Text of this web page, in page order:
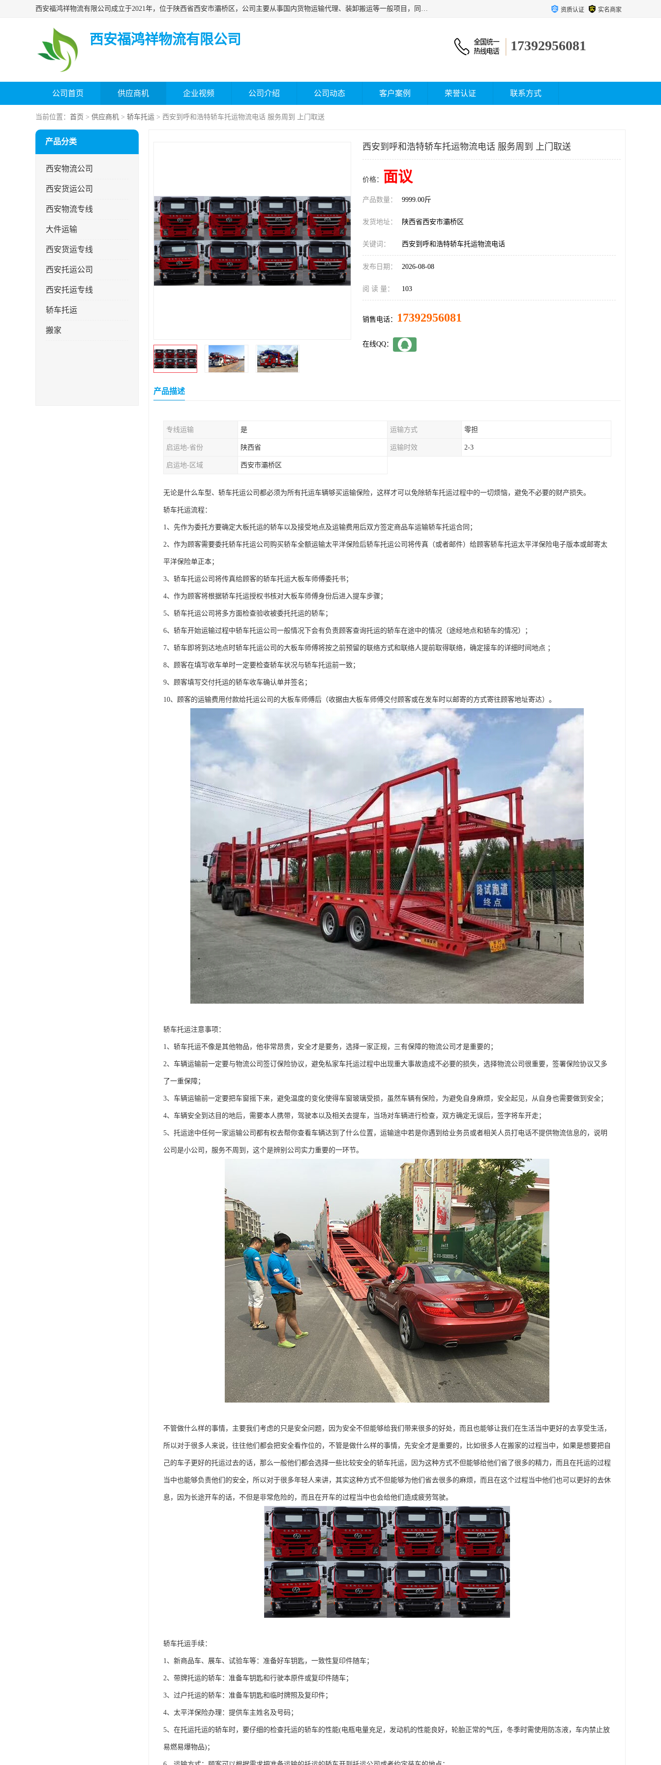
西安福鸿祥物流有限公司成立于2021年，位于陕西省西安市灞桥区，公司主要从事国内货物运输代理、装卸搬运等一般项目，同时具备道路货物运输（不含危险货物）的许可资质。凭借专业的物流服务和*的运输能力，公司致力于为客户提供安全、可靠的物流解决方案，满足多样化的运输需求，助力企业*运营。 资质认证 实名商家
西安福鸿祥物流有限公司 17392956081
公司首页 供应商机 企业视频 公司介绍 公司动态 客户案例 荣誉认证 联系方式
当前位置： 首页 > 供应商机 > 轿车托运 > 西安到呼和浩特轿车托运物流电话 服务周到 上门取送
产品分类
西安物流公司
西安货运公司
西安物流专线
大件运输
西安货运专线
西安托运公司
西安托运专线
轿车托运
搬家
西安到呼和浩特轿车托运物流电话 服务周到 上门取送
价格： 面议
产品数量： 9999.00斤
发货地址： 陕西省西安市灞桥区
关键词： 西安到呼和浩特轿车托运物流电话
发布日期： 2026-08-08
阅 读 量： 103
销售电话： 17392956081
在线QQ：
产品描述
专线运输 是 运输方式 零担
启运地-省份 陕西省 运输时效 2-3
启运地-区域 西安市灞桥区
无论是什么车型、轿车托运公司都必须为所有托运车辆够买运输保险，这样才可以免除轿车托运过程中的一切烦恼，避免不必要的财产损失。
轿车托运流程：
1、先作为委托方要确定大板托运的轿车以及接受地点及运输费用后双方签定商品车运输轿车托运合同；
2、作为顾客需要委托轿车托运公司购买轿车全额运输太平洋保险后轿车托运公司将传真（或者邮件）给顾客轿车托运太平洋保险电子版本或邮寄太
平洋保险单正本；
3、轿车托运公司将传真给顾客的轿车托运大板车师傅委托书；
4、作为顾客将根据轿车托运授权书核对大板车师傅身份后进入提车步骤；
5、轿车托运公司将多方面检查验收被委托托运的轿车；
6、轿车开始运输过程中轿车托运公司一般情况下会有负责顾客查询托运的轿车在途中的情况（途经地点和轿车的情况）；
7、轿车即将到达地点时轿车托运公司的大板车师傅将按之前预留的联络方式和联络人提前取得联络，确定接车的详细时间地点 ；
8、顾客在填写收车单时一定要检查轿车状况与轿车托运前一致；
9、顾客填写交付托运的轿车收车确认单并签名；
10、顾客的运输费用付款给托运公司的大板车师傅后（收据由大板车师傅交付顾客或在发车时以邮寄的方式寄往顾客地址寄达）。
轿车托运注意事项：
1、轿车托运不像是其他物品，他非常昂贵，安全才是要务，选择一家正规，三有保障的物流公司才是重要的；
2、车辆运输前一定要与物流公司签订保险协议，避免私家车托运过程中出现重大事故造成不必要的损失，选择物流公司很重要，签署保险协议又多
了一重保障；
3、车辆运输前一定要把车窗摇下来，避免温度的变化使得车窗玻璃受损，虽然车辆有保险，为避免自身麻烦，安全起见，从自身也需要做到安全；
4、车辆安全到达目的地后，需要本人携带，驾驶本以及相关去提车，当场对车辆进行检查，双方确定无误后，签字将车开走；
5、托运途中任何一家运输公司都有权去帮你查看车辆达到了什么位置，运输途中若是你遇到给业务员或者相关人员打电话不提供物流信息的，说明
公司是小公司，服务不周到，这个是辨别公司实力重要的一环节。
不管做什么样的事情，主要我们考虑的只是安全问题，因为安全不但能够给我们带来很多的好处，而且也能够让我们在生活当中更好的去享受生活，
所以对于很多人来说，往往他们都会把安全看作位的，不管是做什么样的事情，先安全才是重要的，比如很多人在搬家的过程当中，如果是想要把自
己的车子更好的托运过去的话，那么一般他们都会选择一些比较安全的轿车托运，因为这种方式不但能够给他们省了很多的精力，而且在托运的过程
当中也能够负责他们的安全，所以对于很多年轻人来讲，其实这种方式不但能够为他们省去很多的麻烦，而且在这个过程当中他们也可以更好的去休
息，因为长途开车的话，不但是非常危险的，而且在开车的过程当中也会给他们造成疲劳驾驶。
轿车托运手续：
1、新商品车、展车、试验车等：准备好车钥匙，一致性复印件随车；
2、带牌托运的轿车：准备车钥匙和行驶本原件或复印件随车；
3、过户托运的轿车：准备车钥匙和临时牌照及复印件；
4、太平洋保险办理：提供车主姓名及号码；
5、在托运托运的轿车时，要仔细的检查托运的轿车的性能(电瓶电量充足，发动机的性能良好，轮胎正常的气压，冬季时需使用防冻液，车内禁止放
易燃易爆物品)；